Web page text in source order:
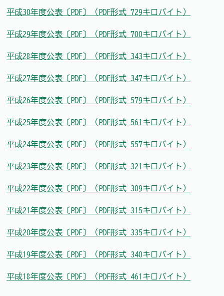
平成30年度公表〔PDF〕（PDF形式 729キロバイト）
平成29年度公表〔PDF〕（PDF形式 700キロバイト）
平成28年度公表〔PDF〕（PDF形式 343キロバイト）
平成27年度公表〔PDF〕（PDF形式 347キロバイト）
平成26年度公表〔PDF〕（PDF形式 579キロバイト）
平成25年度公表〔PDF〕（PDF形式 561キロバイト）
平成24年度公表〔PDF〕（PDF形式 557キロバイト）
平成23年度公表〔PDF〕（PDF形式 321キロバイト）
平成22年度公表〔PDF〕（PDF形式 309キロバイト）
平成21年度公表〔PDF〕（PDF形式 315キロバイト）
平成20年度公表〔PDF〕（PDF形式 335キロバイト）
平成19年度公表〔PDF〕（PDF形式 340キロバイト）
平成18年度公表〔PDF〕（PDF形式 461キロバイト）